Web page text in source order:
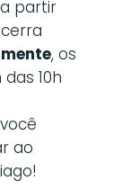
partir
, os
10h
ao